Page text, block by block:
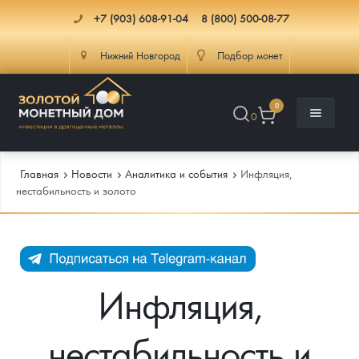
+7 (903) 608-91-04 8 (800) 500-08-77
Нижний Новгород Подбор монет
0
0
Каталог Монет
Инвестиционные монеты
Памятные и старинные монеты
Инфо
Главная Новости Аналитика и события
Инфляция,
нестабильность и золото
Инфляция,